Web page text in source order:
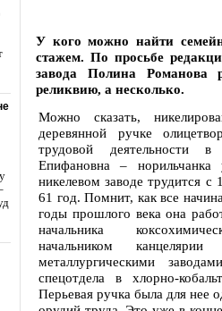
У кого можно найти
стажем. По просьбе
завода Полина
реликвию, а несколько.
Можно сказать,
деревянной ручке
трудовой деятельности
Епифановна – норильчанка
никелевом заводе трудится с
61 год. Помнит, как все
годы прошлого века она
начальника
начальником
металлургическими
спецотдела в хлорно-
Перьевая ручка была для нее